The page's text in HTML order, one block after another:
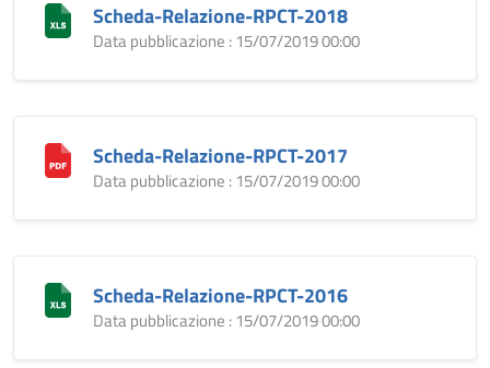
Scheda-Relazione-RPCT-2018
Data pubblicazione : 15/07/2019 00:00
Scheda-Relazione-RPCT-2017
Data pubblicazione : 15/07/2019 00:00
Scheda-Relazione-RPCT-2016
Data pubblicazione : 15/07/2019 00:00